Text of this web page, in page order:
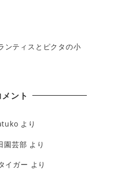
ンティスとピクタの小
ント
より
園芸部 より
イガー より